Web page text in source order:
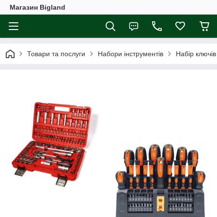
Магазин Bigland
Товари та послуги Набори інструментів Набір